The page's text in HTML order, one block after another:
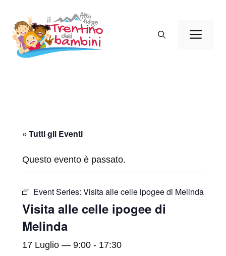
contenuto
« Tutti gli Eventi
Questo evento è passato.
Event Series: Visita alle celle ipogee di Melinda
Visita alle celle ipogee di
Melinda
17 Luglio — 9:00 - 17:30